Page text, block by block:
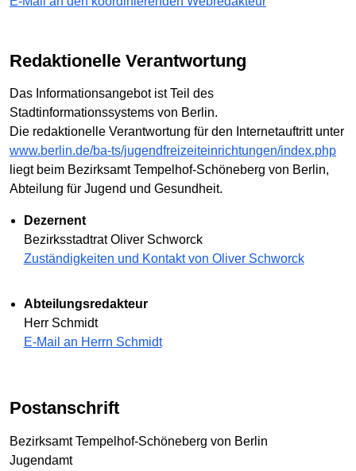
Redaktionelle Verantwortung
Das Informationsangebot ist Teil des
Stadtinformationssystems von Berlin.
Die redaktionelle Verantwortung für den Internetauftritt unter
www.berlin.de/ba-ts/jugendfreizeiteinrichtungen/index.php
liegt beim Bezirksamt Tempelhof-Schöneberg von Berlin,
Abteilung für Jugend und Gesundheit.
Dezernent
Bezirksstadtrat Oliver Schworck
Zuständigkeiten und Kontakt von Oliver Schworck
Abteilungsredakteur
Herr Schmidt
E-Mail an Herrn Schmidt
Postanschrift
Bezirksamt Tempelhof-Schöneberg von Berlin
Jugendamt